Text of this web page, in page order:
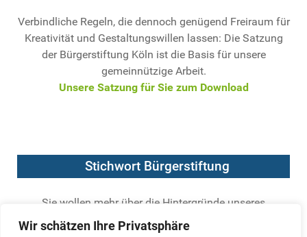
Wir schätzen Ihre Privatsphäre
Verbindliche Regeln, die dennoch genügend Freiraum für
Kreativität und Gestaltungswillen lassen: Die Satzung
der Bürgerstiftung Köln ist die Basis für unsere
gemeinnützige Arbeit.
Unsere Satzung für Sie zum Download
Stichwort Bürgerstiftung
Sie wollen mehr über die Hintergründe unseres
Engagements wissen? Der Bundesverband Deutscher